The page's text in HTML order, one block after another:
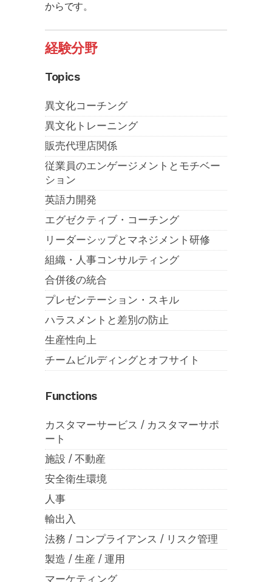
からです。
経験分野
Topics
異文化コーチング
異文化トレーニング
販売代理店関係
従業員のエンゲージメントとモチベー
ション
英語力開発
エグゼクティブ・コーチング
リーダーシップとマネジメント研修
組織・人事コンサルティング
合併後の統合
プレゼンテーション・スキル
ハラスメントと差別の防止
生産性向上
チームビルディングとオフサイト
Functions
カスタマーサービス / カスタマーサポ
ート
施設 / 不動産
安全衛生環境
人事
輸出入
法務 / コンプライアンス / リスク管理
製造 / 生産 / 運用
マーケティング